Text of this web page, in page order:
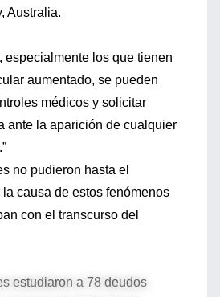
Australia.
especialmente los que tienen
aumentado, se pueden
médicos y solicitar
ante la aparición de cualquier
no pudieron hasta el
causa de estos fenómenos
con el transcurso del
estudiaron a 78 deudos